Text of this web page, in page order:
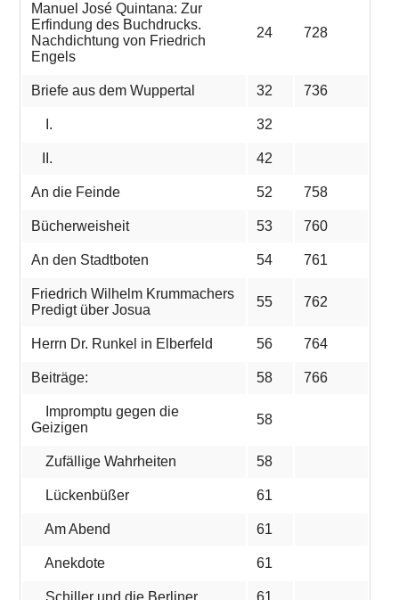
Manuel José Quintana: Zur
Erfindung des Buchdrucks.
Nachdichtung von Friedrich
Engels
24 728
Briefe aus dem Wuppertal 32 736
I. 32
II. 42
An die Feinde 52 758
Bücherweisheit 53 760
An den Stadtboten 54 761
Friedrich Wilhelm Krummachers
Predigt über Josua
55 762
Herrn Dr. Runkel in Elberfeld 56 764
Beiträge: 58 766
Impromptu gegen die
Geizigen
58
Zufällige Wahrheiten 58
Lückenbüßer 61
Am Abend 61
Anekdote 61